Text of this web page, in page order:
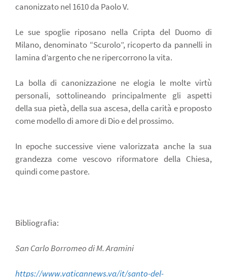
canonizzato nel 1610 da Paolo V.
Le sue spoglie riposano nella Cripta del Duomo di
Milano, denominato “Scurolo”, ricoperto da pannelli in
lamina d’argento che ne ripercorrono la vita.
La bolla di canonizzazione ne elogia le molte virtù
personali, sottolineando principalmente gli aspetti
della sua pietà, della sua ascesa, della carità e proposto
come modello di amore di Dio e del prossimo.
In epoche successive viene valorizzata anche la sua
grandezza come vescovo riformatore della Chiesa,
quindi come pastore.
Bibliografia:
San Carlo Borromeo di M. Aramini
https://www.vaticannews.va/it/santo-del-